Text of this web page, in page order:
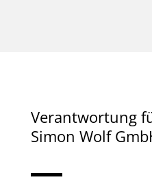
Verantwortung
Simon Wolf